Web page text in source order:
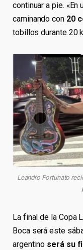
continuar a pie. «En
caminando con 20
tobillos durante 20
Leandro Fortunato
La final de la Copa
Boca será este
argentino será su